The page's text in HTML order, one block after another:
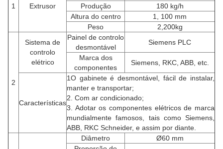
1 Extrusor
Produção
180 kg/h
Altura do centro
1, 100 mm
Peso
2,200kg
2
Sistema de
controlo
elétrico
Painel de controlo
desmontável
Siemens PLC
Marca dos
componentes
Siemens, RKC, ABB, etc.
Características
1O gabinete é desmontável, fácil de instalar,
manter e transportar;
2. Com ar condicionado;
3. Adotar os componentes elétricos de marca
mundialmente famosos, tais como Siemens,
ABB, RKC Schneider, e assim por diante.
Diâmetro
Ø60 mm